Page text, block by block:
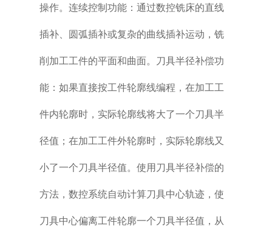
操作。连续控制功能：通过数控铣床的直线
插补、圆弧插补或复杂的曲线插补运动，铣
削加工工件的平面和曲面。刀具半径补偿功
能：如果直接按工件轮廓线编程，在加工工
件内轮廓时，实际轮廓线将大了一个刀具半
径值；在加工工件外轮廓时，实际轮廓线又
小了一个刀具半径值。使用刀具半径补偿的
方法，数控系统自动计算刀具中心轨迹，使
刀具中心偏离工件轮廓一个刀具半径值，从